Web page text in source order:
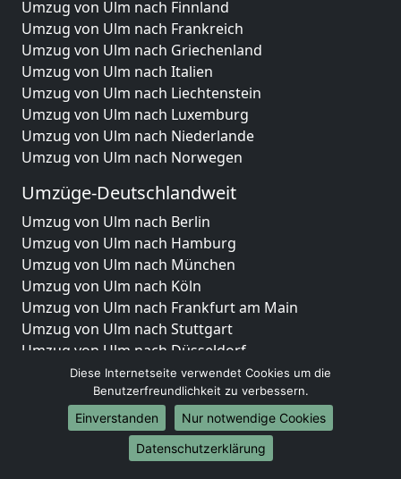
Umzug von Ulm nach Finnland
Umzug von Ulm nach Frankreich
Umzug von Ulm nach Griechenland
Umzug von Ulm nach Italien
Umzug von Ulm nach Liechtenstein
Umzug von Ulm nach Luxemburg
Umzug von Ulm nach Niederlande
Umzug von Ulm nach Norwegen
Umzüge-Deutschlandweit
Umzug von Ulm nach Berlin
Umzug von Ulm nach Hamburg
Umzug von Ulm nach München
Umzug von Ulm nach Köln
Umzug von Ulm nach Frankfurt am Main
Umzug von Ulm nach Stuttgart
Umzug von Ulm nach Düsseldorf
Umzug von Ulm nach Leipzig
Umzug von Ulm nach Dortmund
Umzug von Ulm nach Essen
Umzug von Ulm nach Bremen
Umzug von Ulm nach Dresden
Diese Internetseite verwendet Cookies um die
Benutzerfreundlichkeit zu verbessern.
Einverstanden
Nur notwendige Cookies
Datenschutzerklärung